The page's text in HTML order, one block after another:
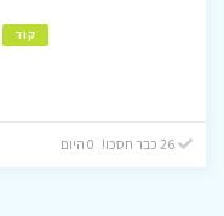
קוד
26 כבר חסכו! 0 היום